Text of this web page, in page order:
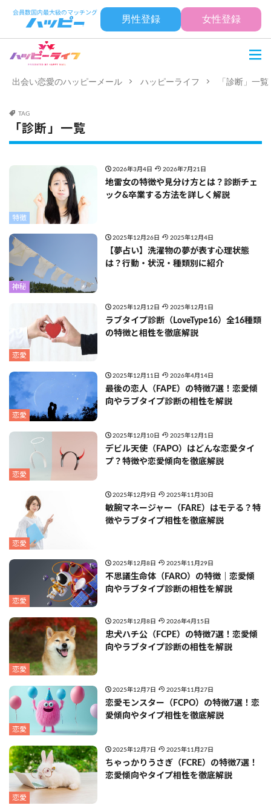
男性登録 女性登録
出会い恋愛のハッピーメール ハッピーライフ 「診断」一覧
TAG
「診断」一覧
特徴
2026年3月4日 2026年7月21日
地雷女の特徴や見分け方とは？診断チェ
ック&卒業する方法を詳しく解説
神秘
2025年12月26日 2025年12月4日
【夢占い】洗濯物の夢が表す心理状態
は？行動・状況・種類別に紹介
恋愛
2025年12月12日 2025年12月1日
ラブタイプ診断（LoveType16）全16種類
の特徴と相性を徹底解説
恋愛
2025年12月11日 2026年4月14日
最後の恋人（FAPE）の特徴7選！恋愛傾
向やラブタイプ診断の相性を解説
恋愛
2025年12月10日 2025年12月1日
デビル天使（FAPO）はどんな恋愛タイ
プ？特徴や恋愛傾向を徹底解説
恋愛
2025年12月9日 2025年11月30日
敏腕マネージャー（FARE）はモテる？特
徴やラブタイプ相性を徹底解説
恋愛
2025年12月8日 2025年11月29日
不思議生命体（FARO）の特徴｜恋愛傾
向やラブタイプ診断の相性を解説
恋愛
2025年12月8日 2026年4月15日
忠犬ハチ公（FCPE）の特徴7選！恋愛傾
向やラブタイプ診断の相性を解説
恋愛
2025年12月7日 2025年11月27日
恋愛モンスター（FCPO）の特徴7選！恋
愛傾向やタイプ相性を徹底解説
恋愛
2025年12月7日 2025年11月27日
ちゃっかりうさぎ（FCRE）の特徴7選！
恋愛傾向やタイプ相性を徹底解説